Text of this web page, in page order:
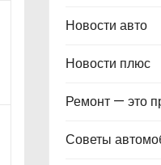
Новости авто
Новости плюс
Ремонт — это
Советы